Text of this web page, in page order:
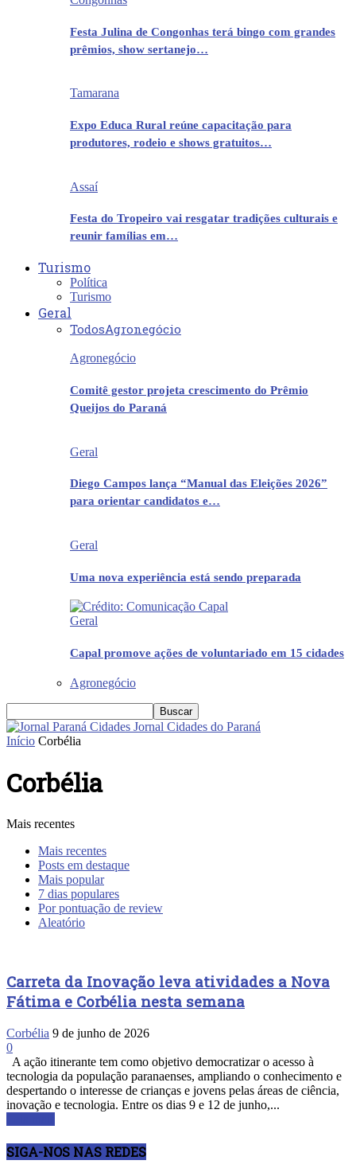
Festa Julina de Congonhas terá bingo com grandes
prêmios, show sertanejo…
Tamarana
Expo Educa Rural reúne capacitação para
produtores, rodeio e shows gratuitos…
Assaí
Festa do Tropeiro vai resgatar tradições culturais e
reunir famílias em…
Turismo
Política
Turismo
Geral
TodosAgronegócio
Agronegócio
Comitê gestor projeta crescimento do Prêmio
Queijos do Paraná
Geral
Diego Campos lança “Manual das Eleições 2026”
para orientar candidatos e…
Geral
Uma nova experiência está sendo preparada
Geral
Capal promove ações de voluntariado em 15 cidades
Agronegócio
Jornal Cidades do Paraná
Início Corbélia
Corbélia
Mais recentes
Mais recentes
Posts em destaque
Mais popular
7 dias populares
Por pontuação de review
Aleatório
Carreta da Inovação leva atividades a Nova
Fátima e Corbélia nesta semana
Corbélia 9 de junho de 2026
0
A ação itinerante tem como objetivo democratizar o acesso à
tecnologia da população paranaenses, ampliando o conhecimento e
despertando o interesse de crianças e jovens pelas áreas de ciência,
inovação e tecnologia. Entre os dias 9 e 12 de junho,...
SIGA-NOS NAS REDES